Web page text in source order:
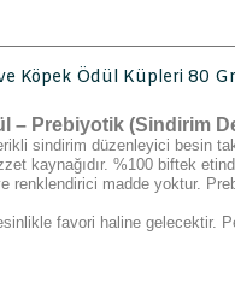
Köpek Ödül Küpleri 80 Gr
– Prebiyotik (Sindirim
sindirim düzenleyici besin
kaynağıdır. %100 biftek
renklendirici madde yoktur.
favori haline gelecektir.